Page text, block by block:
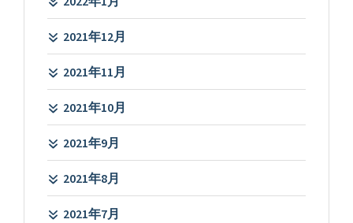
2021年12月
2021年11月
2021年10月
2021年9月
2021年8月
2021年7月